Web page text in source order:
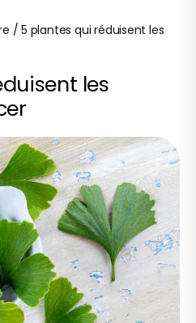
/5 plantes qui réduisent les
les